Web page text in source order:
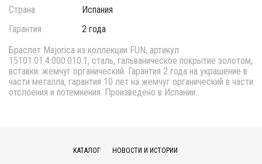
Страна
Испания
Гарантия
2 года
Браслет Majorica из коллекции FUN, артикул
15101.01.4.000.010.1, сталь, гальваническое покрытие золотом,
вставки: жемчуг органический. Гарантия 2 года на украшение в
части металла, гарантия 10 лет на жемчуг органический в части
отслоения и потемнения. Произведено в Испании.
КАТАЛОГ НОВОСТИ И ИСТОРИИ